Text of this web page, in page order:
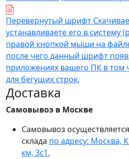
Перевернутый шрифт
устанавливаете его в систему
правой кнопкой мыши на
после чего данный шрифт
приложениях вашего ПК в том
для бегущих строк.
Доставка
Самовывоз в Москве
Самовывоз
склада по адресу: Москва,
км, 3с1.